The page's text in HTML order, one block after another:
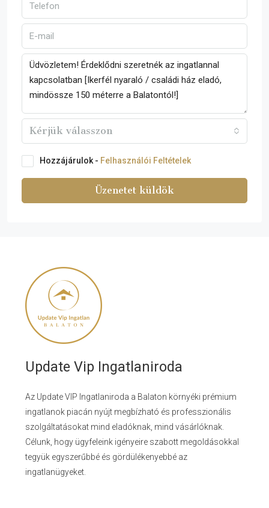
Kérjük válasszon
Hozzájárulok - Felhasználói Feltételek
Üzenetet küldök
Update Vip Ingatlaniroda
Az Update VIP Ingatlaniroda a Balaton környéki prémium
ingatlanok piacán nyújt megbízható és professzionális
szolgáltatásokat mind eladóknak, mind vásárlóknak.
Célunk, hogy ügyfeleink igényeire szabott megoldásokkal
tegyük egyszerűbbé és gördülékenyebbé az
ingatlanügyeket.